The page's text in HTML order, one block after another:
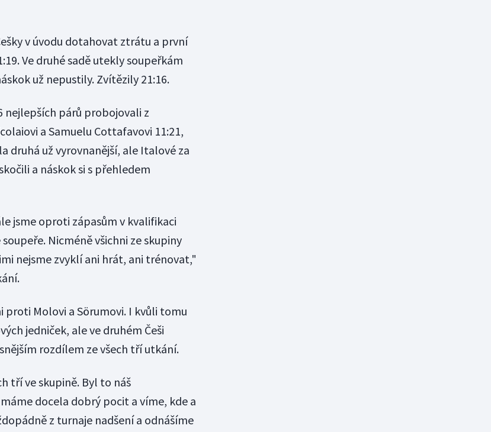
v úvodu dotahovat ztrátu a první
Ve druhé sadě utekly soupeřkám
už nepustily. Zvítězily 21:16.
nejlepších párů probojovali z
a Samuelu Cottafavovi 11:21,
druhá už vyrovnanější, ale Italové za
a náskok si s přehledem
jsme oproti zápasům v kvalifikaci
Nicméně všichni ze skupiny
nejsme zvyklí ani hrát, ani trénovat,"
proti Molovi a Sörumovi. I kvůli tomu
jedniček, ale ve druhém Češi
rozdílem ze všech tří utkání.
tří ve skupině. Byl to náš
docela dobrý pocit a víme, kde a
z turnaje nadšení a odnášíme